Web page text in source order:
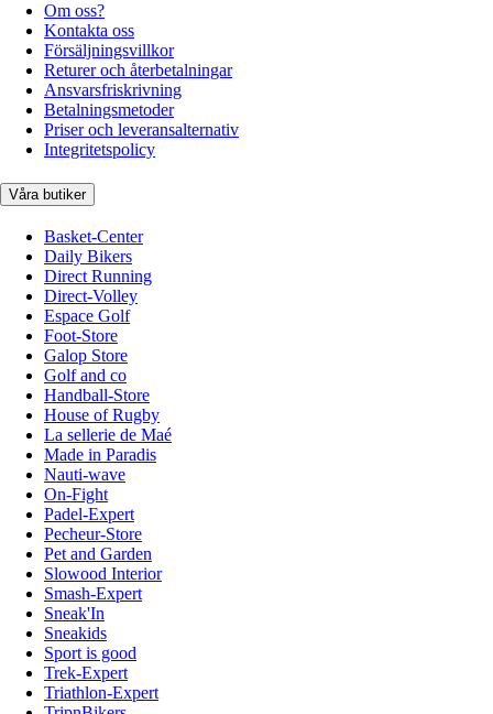
Om oss?
Kontakta oss
Försäljningsvillkor
Returer och återbetalningar
Ansvarsfriskrivning
Betalningsmetoder
Priser och leveransalternativ
Integritetspolicy
Våra butiker
Basket-Center
Daily Bikers
Direct Running
Direct-Volley
Espace Golf
Foot-Store
Galop Store
Golf and co
Handball-Store
House of Rugby
La sellerie de Maé
Made in Paradis
Nauti-wave
On-Fight
Padel-Expert
Pecheur-Store
Pet and Garden
Slowood Interior
Smash-Expert
Sneak'In
Sneakids
Sport is good
Trek-Expert
Triathlon-Expert